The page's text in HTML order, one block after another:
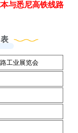
与悉尼高铁线路